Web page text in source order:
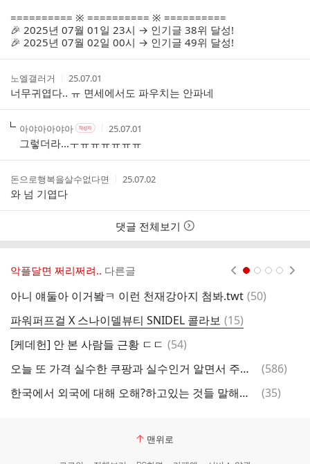
========== ※ ========== ※ ==========
🎉 2025년 07월 01일 23시 → 인기글 38위 달성!
🎉 2025년 07월 02일 00시 → 인기글 49위 달성!
작
성
자
노엘갤러거
작
시
간
25.07.01
너무귀엽다.. ㅠ 면세에서도 파우치는 안파네
작
성
자
아야아아야아작
자
본
여
작
작
시
간
25.07.01
그렇더라...ㅜㅠㅠㅠㅠㅠㅠ
작
성
자
돈으로행복을살수없다면
작
간
25.07.02
와 넘 기엽다
댓글 전체보기
악플달면 쩌리쩌려.. 다른글
아니 얘둘아 이거봨ㅋ 이런 천재강아지 첨봐.twt 댓
(50)
파워퍼프걸 X 스나이델뷰티 SNIDEL 콜라보 댓
글
(15)
[케데헌] 안 본 사람들 근황 ㄷㄷ 댓
(54)
오늘 또 가격 실수한 쿠팡과 실수인거 알면서 주문하고 당장 보내라고 협박중인 구매자들 (주문3만건)
댓
(586)
한국에서 외국에 대해 오해?하고있는 것들 말해보자
댓
(35)
맨위로